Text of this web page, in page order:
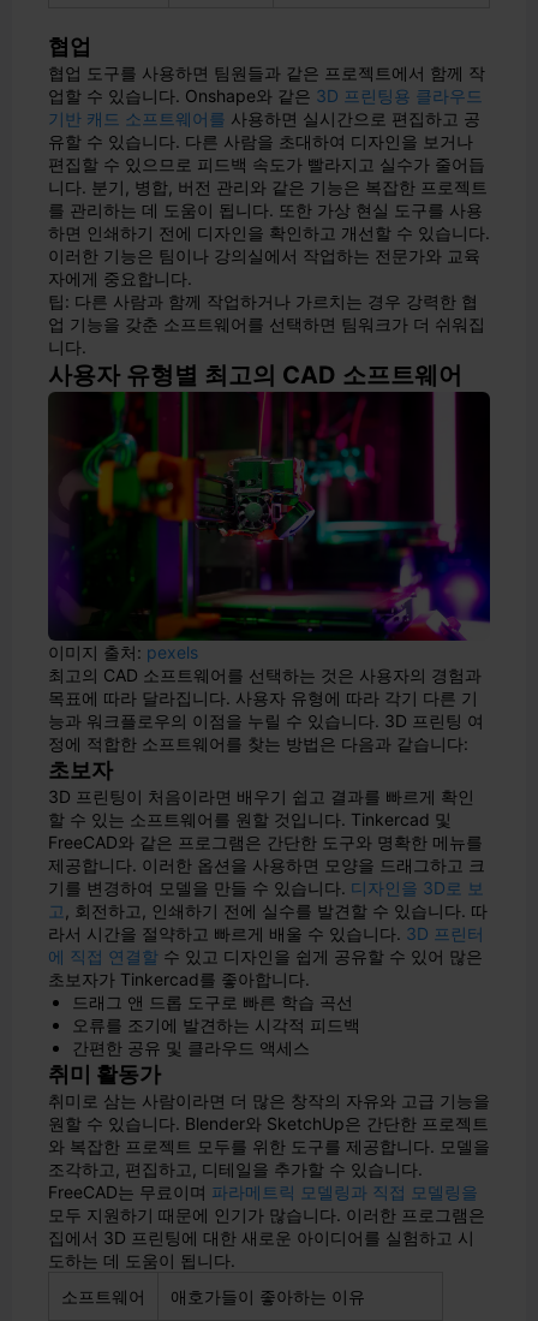
협업
협업 도구를 사용하면 팀원들과 같은 프로젝트에서 함께 작
업할 수 있습니다. Onshape와 같은 3D 프린팅용 클라우드
기반 캐드 소프트웨어를 사용하면 실시간으로 편집하고 공
유할 수 있습니다. 다른 사람을 초대하여 디자인을 보거나
편집할 수 있으므로 피드백 속도가 빨라지고 실수가 줄어듭
니다. 분기, 병합, 버전 관리와 같은 기능은 복잡한 프로젝트
를 관리하는 데 도움이 됩니다. 또한 가상 현실 도구를 사용
하면 인쇄하기 전에 디자인을 확인하고 개선할 수 있습니다.
이러한 기능은 팀이나 강의실에서 작업하는 전문가와 교육
자에게 중요합니다.
팁: 다른 사람과 함께 작업하거나 가르치는 경우 강력한 협
업 기능을 갖춘 소프트웨어를 선택하면 팀워크가 더 쉬워집
니다.
사용자 유형별 최고의 CAD 소프트웨어
이미지 출처: pexels
최고의 CAD 소프트웨어를 선택하는 것은 사용자의 경험과
목표에 따라 달라집니다. 사용자 유형에 따라 각기 다른 기
능과 워크플로우의 이점을 누릴 수 있습니다. 3D 프린팅 여
정에 적합한 소프트웨어를 찾는 방법은 다음과 같습니다:
초보자
3D 프린팅이 처음이라면 배우기 쉽고 결과를 빠르게 확인
할 수 있는 소프트웨어를 원할 것입니다. Tinkercad 및
FreeCAD와 같은 프로그램은 간단한 도구와 명확한 메뉴를
제공합니다. 이러한 옵션을 사용하면 모양을 드래그하고 크
기를 변경하여 모델을 만들 수 있습니다. 디자인을 3D로 보
고, 회전하고, 인쇄하기 전에 실수를 발견할 수 있습니다. 따
라서 시간을 절약하고 빠르게 배울 수 있습니다. 3D 프린터
에 직접 연결할 수 있고 디자인을 쉽게 공유할 수 있어 많은
초보자가 Tinkercad를 좋아합니다.
드래그 앤 드롭 도구로 빠른 학습 곡선
오류를 조기에 발견하는 시각적 피드백
간편한 공유 및 클라우드 액세스
취미 활동가
취미로 삼는 사람이라면 더 많은 창작의 자유와 고급 기능을
원할 수 있습니다. Blender와 SketchUp은 간단한 프로젝트
와 복잡한 프로젝트 모두를 위한 도구를 제공합니다. 모델을
조각하고, 편집하고, 디테일을 추가할 수 있습니다.
FreeCAD는 무료이며 파라메트릭 모델링과 직접 모델링을
모두 지원하기 때문에 인기가 많습니다. 이러한 프로그램은
집에서 3D 프린팅에 대한 새로운 아이디어를 실험하고 시
도하는 데 도움이 됩니다.
소프트웨어
애호가들이 좋아하는 이유